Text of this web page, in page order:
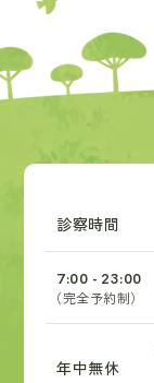
診察時間
7:00 - 23:00
（完全予約制）
年中無休